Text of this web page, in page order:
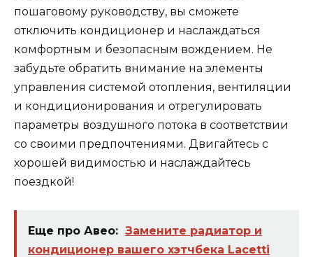
пошаговому руководству, вы сможете
отключить кондиционер и наслаждаться
комфортным и безопасным вождением. Не
забудьте обратить внимание на элементы
управления системой отопления, вентиляции
и кондиционирования и отрегулировать
параметры воздушного потока в соответствии
со своими предпочтениями. Двигайтесь с
хорошей видимостью и наслаждайтесь
поездкой!
Еще про Авео: Замените радиатор и
кондиционер вашего хэтчбека Lacetti